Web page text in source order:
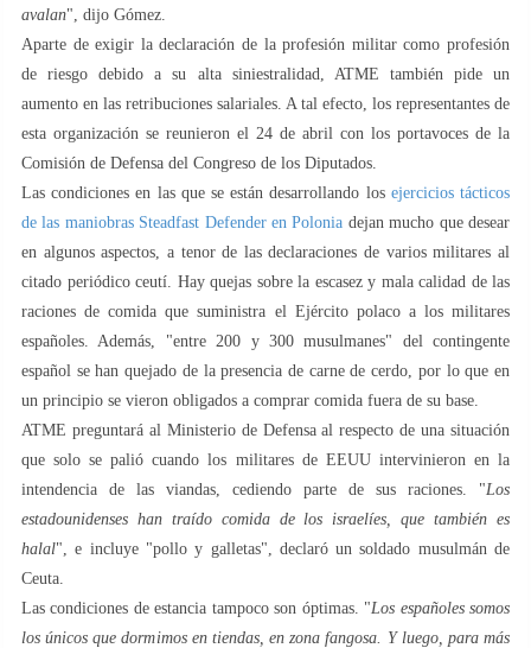
avalan", dijo Gómez.
Aparte de exigir la declaración de la profesión militar como profesión
de riesgo debido a su alta siniestralidad, ATME también pide un
aumento en las retribuciones salariales. A tal efecto, los representantes de
esta organización se reunieron el 24 de abril con los portavoces de la
Comisión de Defensa del Congreso de los Diputados.
Las condiciones en las que se están desarrollando los ejercicios tácticos
de las maniobras Steadfast Defender en Polonia dejan mucho que desear
en algunos aspectos, a tenor de las declaraciones de varios militares al
citado periódico ceutí. Hay quejas sobre la escasez y mala calidad de las
raciones de comida que suministra el Ejército polaco a los militares
españoles. Además, "entre 200 y 300 musulmanes" del contingente
español se han quejado de la presencia de carne de cerdo, por lo que en
un principio se vieron obligados a comprar comida fuera de su base.
ATME preguntará al Ministerio de Defensa al respecto de una situación
que solo se palió cuando los militares de EEUU intervinieron en la
intendencia de las viandas, cediendo parte de sus raciones. "Los
estadounidenses han traído comida de los israelíes, que también es
halal", e incluye "pollo y galletas", declaró un soldado musulmán de
Ceuta.
Las condiciones de estancia tampoco son óptimas. "Los españoles somos
los únicos que dormimos en tiendas, en zona fangosa. Y luego, para más